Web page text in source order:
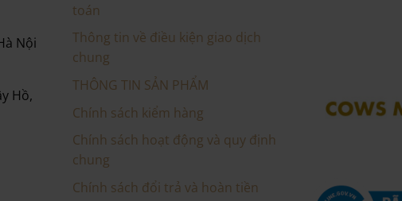
Nội
Hồ,
toán
Thông tin về điều kiện giao dịch
chung
THÔNG TIN SẢN PHẨM
Chính sách kiểm hàng
Chính sách hoạt động và quy định
chung
Chính sách đổi trả và hoàn tiền